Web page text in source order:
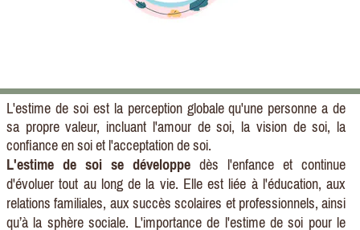
L'estime de soi est la perception globale qu'une personne a de
sa propre valeur, incluant l'amour de soi, la vision de soi, la
confiance en soi et l'acceptation de soi.
L'estime de soi se développe dès l'enfance et continue
d'évoluer tout au long de la vie. Elle est liée à l'éducation, aux
relations familiales, aux succès scolaires et professionnels, ainsi
qu’à la sphère sociale. L'importance de l'estime de soi pour le